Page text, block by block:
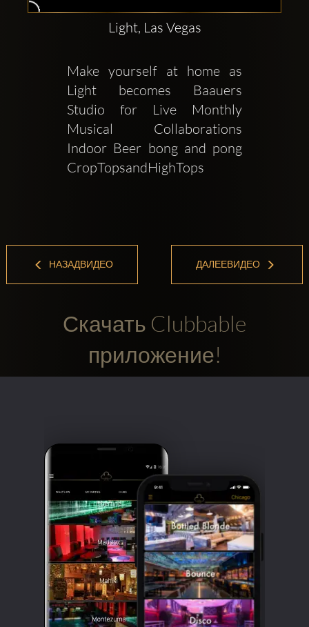
Light, Las Vegas
Make yourself at home as
Light becomes Baauers
Studio for Live Monthly
Musical Collaborations
Indoor Beer bong and pong
CropTopsandHighTops
НАЗАДВИДЕО ДАЛЕЕВИДЕО
Скачать Clubbable
приложение!